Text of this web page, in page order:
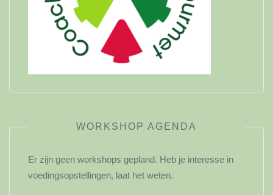
WORKSHOP AGENDA
Er zijn geen workshops gepland. Heb je interesse in
voedingsopstellingen, laat het weten.